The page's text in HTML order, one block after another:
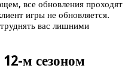
все обновления проходят
игры не обновляется.
вас лишними
м сезоном